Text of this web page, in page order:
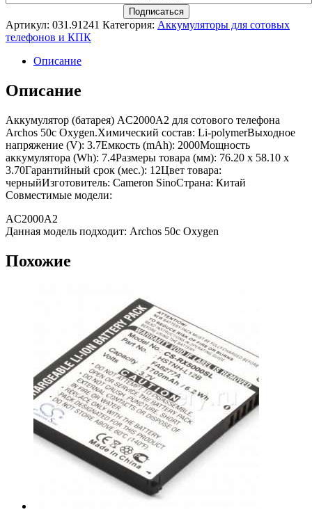
Артикул: 031.91241 Категория: Аккумуляторы для сотовых
телефонов и КПК
Описание
Описание
Аккумулятор (батарея) AC2000A2 для сотового телефона
Archos 50c Oxygen.Химический состав: Li-polymerВыходное
напряжение (V): 3.7Емкость (mAh): 2000Мощность
аккумулятора (Wh): 7.4Размеры товара (мм): 76.20 x 58.10 x
3.70Гарантийный срок (мес.): 12Цвет товара:
черныйИзготовитель: Cameron SinoСтрана: Китай
Совместимые модели:
AC2000A2
Данная модель подходит: Archos 50c Oxygen
Похожие